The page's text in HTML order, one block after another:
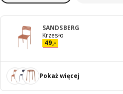
SANDSBERG
Krzesło
49,-
Cena 49,-
Pokaż więcej